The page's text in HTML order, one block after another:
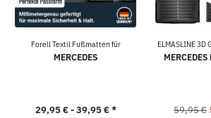
Forell Textil Fußmatten für
MERCEDES
29,95 € -39,95 €*
ELMASLINE
59,95 €